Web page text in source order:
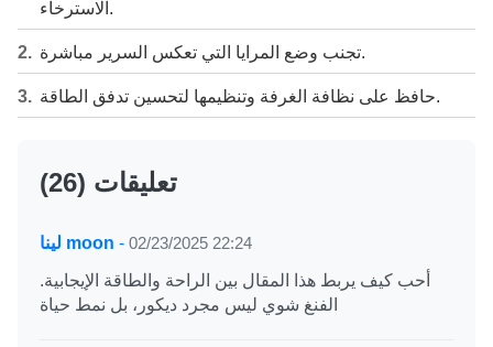
الاسترخاء.
تجنب وضع المرايا التي تعكس السرير مباشرة.
حافظ على نظافة الغرفة وتنظيمها لتحسين تدفق الطاقة.
(26) تعليقات
لينا moon - 02/23/2025 22:24
أحب كيف يربط هذا المقال بين الراحة والطاقة الإيجابية.
الفنغ شوي ليس مجرد ديكور، بل نمط حياة